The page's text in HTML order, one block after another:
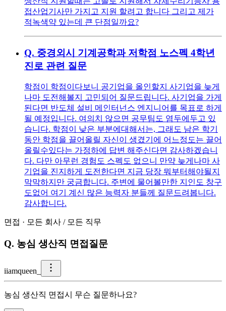
접산업기사만 가지고 지원 할려고 합니다 그리고 제가
적녹색약 있는데 큰 단점일까요?
Q. 중경외시 기계공학과 저학점 노스펙 4학년
진로 관련 질문
학점이 학점이다보니 공기업을 올인할지 사기업을 늦게
나마 도전해볼지 고민되어 질문드립니다. 사기업을 가게
된다면 반도체 설비 메인터넌스 엔지니어를 목표로 하게
될 예정입니다. 여의치 않으면 공무팀도 염두에두고 있
습니다. 학점이 낮은 부분에대해서는, 그래도 남은 학기
동안 학점을 끌어올릴 자신이 생겼기에 어느정도는 끌어
올릴수있다는 가정하에 답변 해주신다면 감사하겠습니
다. 다만 아무런 경험도 스펙도 없으니 만약 늦게나마 사
기업을 진지하게 도전한다면 지금 당장 뭐부터해야될지
막막하지만 궁금합니다. 주변에 물어볼만한 지인도 창구
도없어 여기 계신 많은 능력자 분들께 질문드려봅니다.
감사합니다.
면접 · 모든 회사 / 모든 직무
Q. 농심 생산직 면접질문
iiamqueen_
농심 생산직 면접시 무슨 질문하나요?